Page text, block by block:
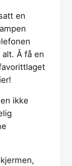
en
Å få en
ikke